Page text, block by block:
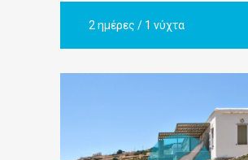
2 ημέρες / 1 νύχτα